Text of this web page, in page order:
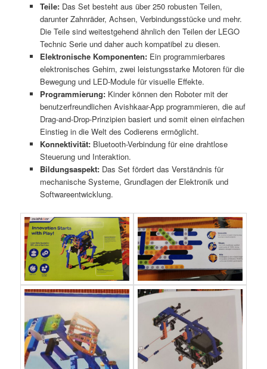
Teile:Das Set besteht aus über 250 robusten Teilen,
darunter Zahnräder, Achsen, Verbindungsstücke und mehr.
Die Teile sind weitestgehend ähnlich den Teilen der LEGO
Technic Serie und daher auch kompatibel zu diesen.
Elektronische Komponenten:Ein programmierbares
elektronisches Gehirn, zwei leistungsstarke Motoren für die
Bewegung und LED-Module für visuelle Effekte.
Programmierung:Kinder können den Roboter mit der
benutzerfreundlichen Avishkaar-App programmieren, die auf
Drag-and-Drop-Prinzipien basiert und somit einen einfachen
Einstieg in die Welt des Codierens ermöglicht.
Konnektivität:Bluetooth-Verbindung für eine drahtlose
Steuerung und Interaktion.
Bildungsaspekt:Das Set fördert das Verständnis für
mechanische Systeme, Grundlagen der Elektronik und
Softwareentwicklung.